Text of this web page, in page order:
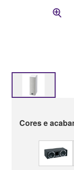
Cores e